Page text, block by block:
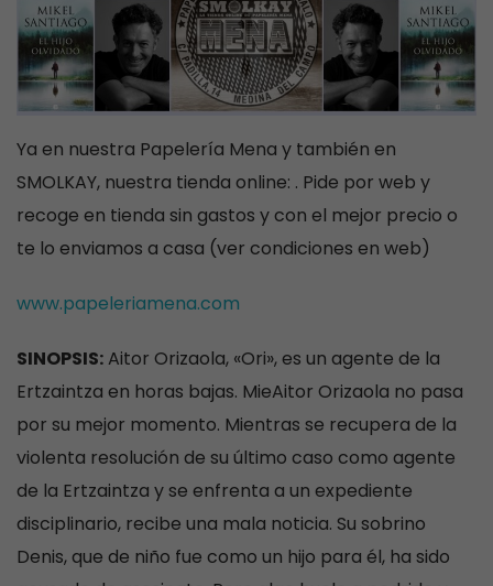
Ya en nuestra Papelería Mena y también en
SMOLKAY, nuestra tienda online: . Pide por web y
recoge en tienda sin gastos y con el mejor precio o
te lo enviamos a casa (ver condiciones en web)
www.papeleriamena.com
SINOPSIS:Aitor Orizaola, «Ori», es un agente de la
Ertzaintza en horas bajas. MieAitor Orizaola no pasa
por su mejor momento. Mientras se recupera de la
violenta resolución de su último caso como agente
de la Ertzaintza y se enfrenta a un expediente
disciplinario, recibe una mala noticia. Su sobrino
Denis, que de niño fue como un hijo para él, ha sido